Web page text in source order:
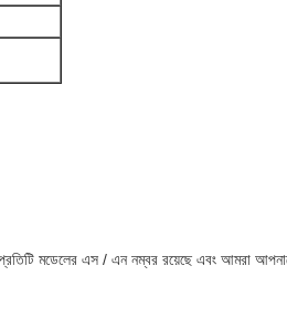
মডেলের এস / এন নম্বর রয়েছে এবং আমরা